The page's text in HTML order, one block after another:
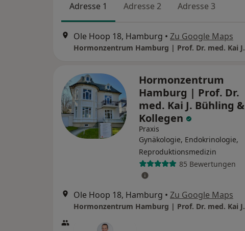
Adresse 1 Adresse 2 Adresse 3
Ole Hoop 18, Hamburg • Zu Google Maps
Hormonzentrum
Hamburg | Prof. Dr.
med. Kai J. Bühling &
Kollegen
Praxis
Gynäkologie, Endokrinologie,
Reproduktionsmedizin
85 Bewertungen
Ole Hoop 18, Hamburg • Zu Google Maps